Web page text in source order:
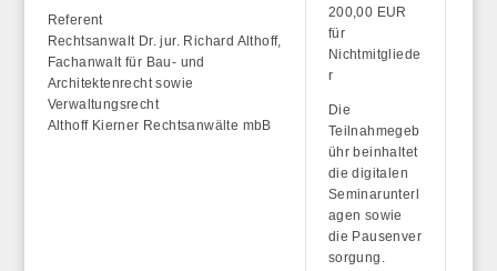
Referent
Rechtsanwalt Dr. jur. Richard Althoff,
Fachanwalt für Bau- und
Architektenrecht sowie
Verwaltungsrecht
Althoff Kierner Rechtsanwälte mbB
200,00 EUR
für
Nichtmitgliede
r
Die
Teilnahmegeb
ühr beinhaltet
diedigitalen
Seminarunterl
agen sowie
die Pausenver
sorgung